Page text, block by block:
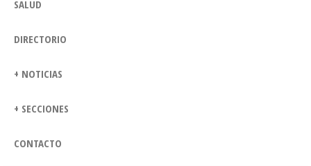
SALUD
DIRECTORIO
+ NOTICIAS
+ SECCIONES
CONTACTO